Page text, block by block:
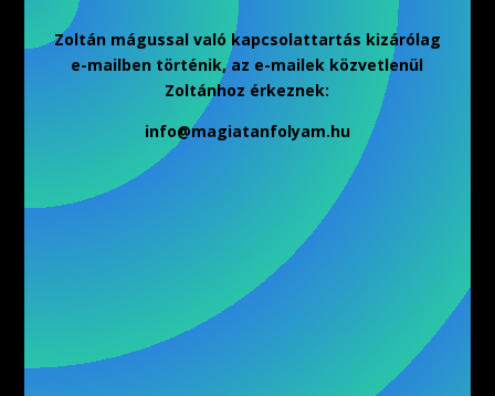
Zoltán mágussal való kapcsolattartás kizárólag
e-mailben történik, az e-mailek közvetlenül
Zoltánhoz érkeznek:
info@magiatanfolyam.hu